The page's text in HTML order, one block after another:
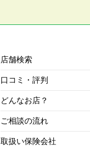
店舗検索
口コミ・評判
どんなお店？
ご相談の流れ
取扱い保険会社